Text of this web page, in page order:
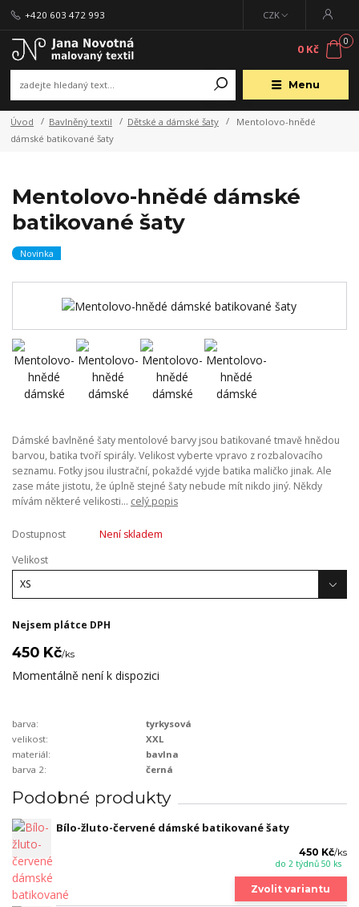
Menu
CZK
+420 603 472 993
0
0 Kč
Úvod Bavlněný textil Dětské a dámské šaty
Mentolovo-hnědé
dámské batikované šaty
Mentolovo-hnědé dámské
batikované šaty
Novinka
Dámské bavlněné šaty mentolové barvy jsou batikované tmavě hnědou
barvou, batika tvoří spirály. Velikost vyberte vpravo z rozbalovacího
seznamu. Fotky jsou ilustrační, pokaždé vyjde batika maličko jinak. Ale
zase máte jistotu, že úplně stejné šaty nebude mít nikdo jiný. Někdy
mívám některé velikosti... celý popis
Dostupnost
Není skladem
Velikost
Nejsem plátce DPH
450 Kč/ks
Momentálně není k dispozici
barva:
tyrkysová
velikost:
XXL
materiál:
bavlna
barva 2:
černá
Podobné produkty
Bílo-žluto-červené dámské batikované šaty
450 Kč/ks
do 2 týdnů 50 ks
Zvolit variantu